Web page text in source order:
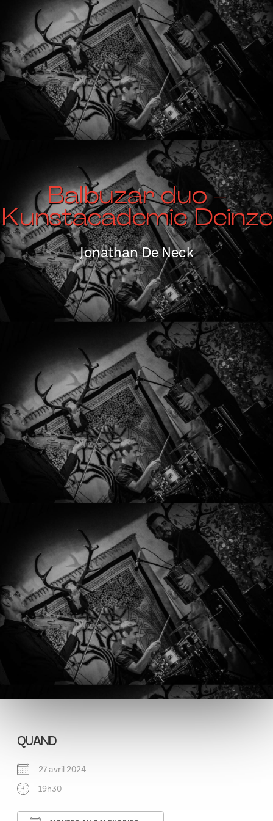
Balbuzar duo –
Kunstacademie Deinze
Jonathan De Neck
QUAND
27 avril 2024
19h30